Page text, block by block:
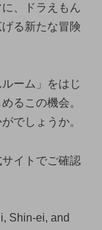
、ドラえもん
る新たな冒険
ーム」をはじ
るこの機会。
でしょうか。
イトでご確認
Shin-ei, and